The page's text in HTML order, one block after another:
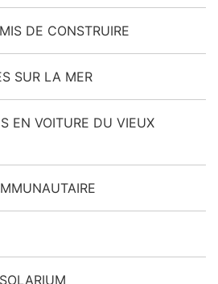
DE CONSTRUIRE
SUR LA MER
EN VOITURE DU VIEUX